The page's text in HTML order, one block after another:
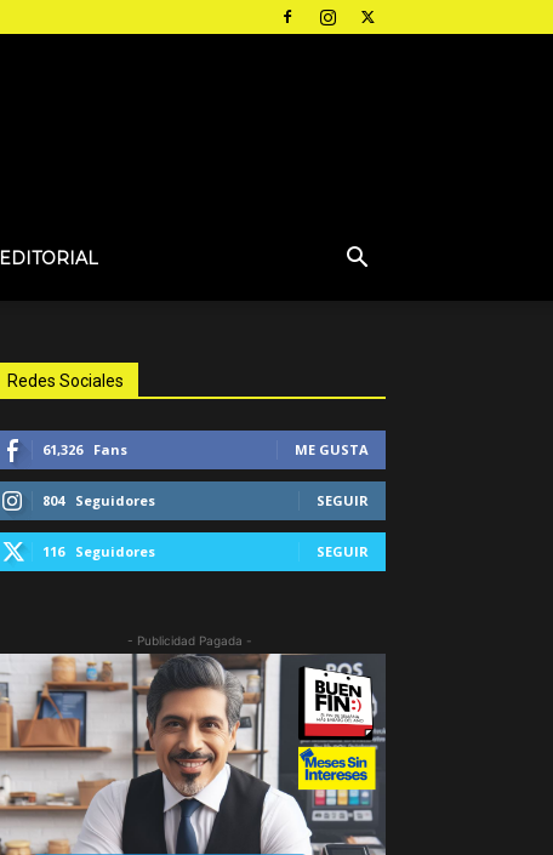
EDITORIAL
Redes Sociales
61,326 Fans ME GUSTA
804 Seguidores SEGUIR
116 Seguidores SEGUIR
- Publicidad Pagada -